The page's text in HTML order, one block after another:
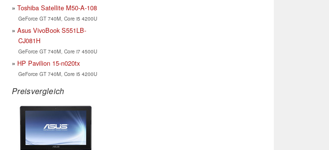
Toshiba Satellite M50-A-108
GeForce GT 740M, Core i5 4200U
Asus VivoBook S551LB-
CJ081H
GeForce GT 740M, Core i7 4500U
HP Pavilion 15-n020tx
GeForce GT 740M, Core i5 4200U
Preisvergleich